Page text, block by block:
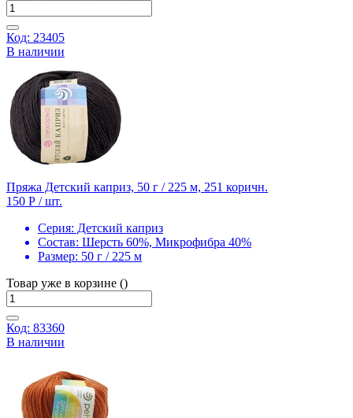
Код: 23405
В наличии
Пряжа Детский каприз, 50 г / 225 м, 251 коричн.
150 Р / шт.
Серия: Детский каприз
Состав: Шерсть 60%, Микрофибра 40%
Размер: 50 г / 225 м
Товар уже в корзине ()
Код: 83360
В наличии